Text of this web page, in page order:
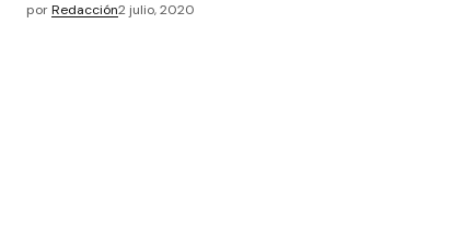
porRedacción2 julio, 2020